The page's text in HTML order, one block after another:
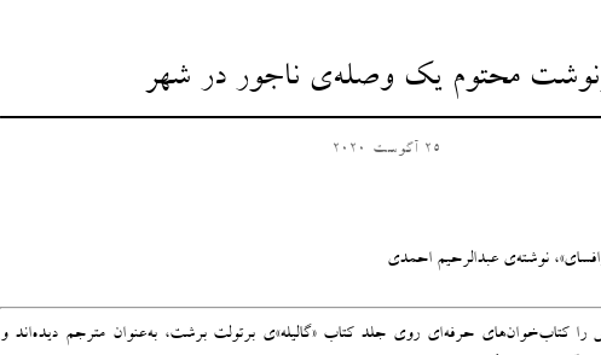
محتوم یک وصله‌ی ناجور در شهر
25 آگوست 2020
نوشته‌ی عبدالرحیم احمدی
کتاب‌خوان‌های حرفه‌ای روی جلد کتاب «گالیله»ی برتولت برشت، به‌عنوان مترجم دیده‌اند و